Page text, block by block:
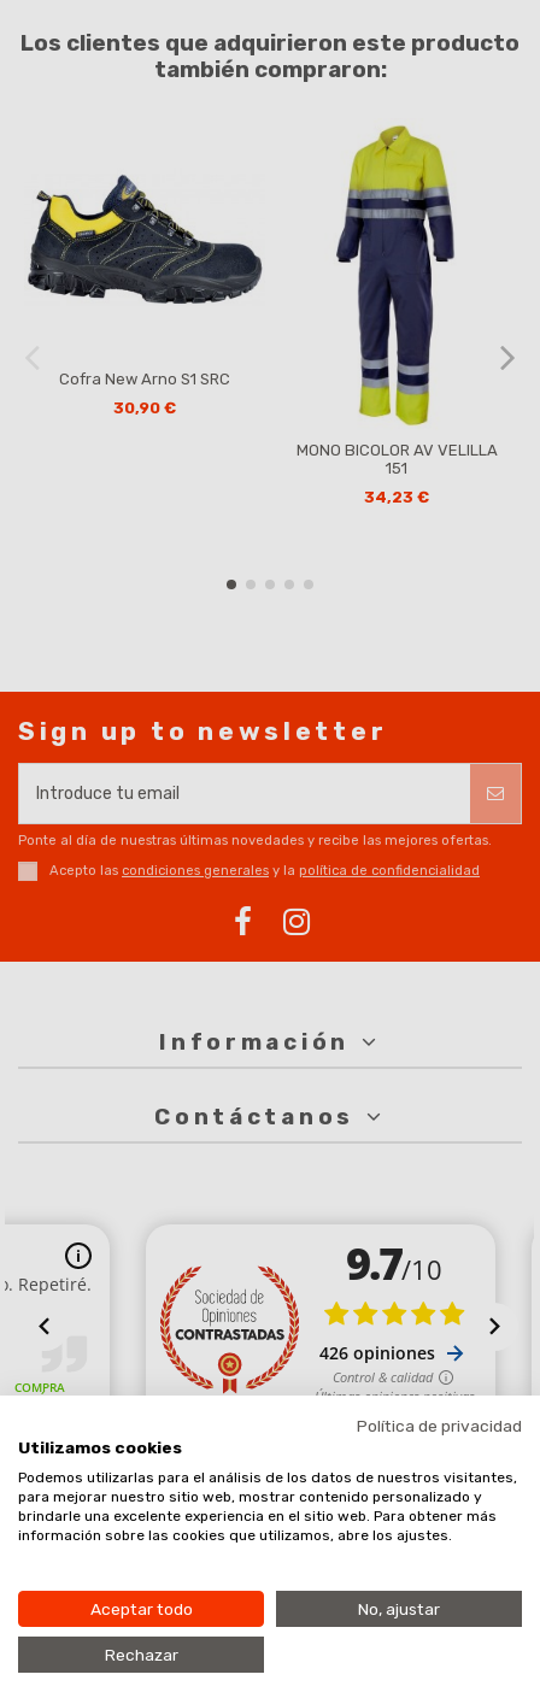
Los clientes que adquirieron este producto
también compraron:
Cofra New Arno S1 SRC
30,90 €
MONO BICOLOR AV VELILLA
151
34,23 €
Sign up to newsletter
Ponte al día de nuestras últimas novedades y recibe las mejores ofertas.
Acepto las condiciones generales y la política de confidencialidad
Información
Contáctanos
Comerciante aprobado por la Sociedad de Opiniones Contrastadas,
haga clic aquí para mostrar el certificado.
Copyright © 2020. Planet EPI SL, todos los derechos reservados.
Política de privacidad
Utilizamos cookies
Podemos utilizarlas para el análisis de los datos de nuestros visitantes,
para mejorar nuestro sitio web, mostrar contenido personalizado y
brindarle una excelente experiencia en el sitio web. Para obtener más
información sobre las cookies que utilizamos, abre los ajustes.
Aceptar todo No, ajustar
Rechazar